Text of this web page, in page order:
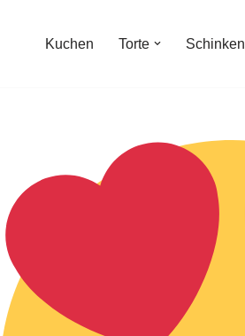
Kuchen Torte Schinken